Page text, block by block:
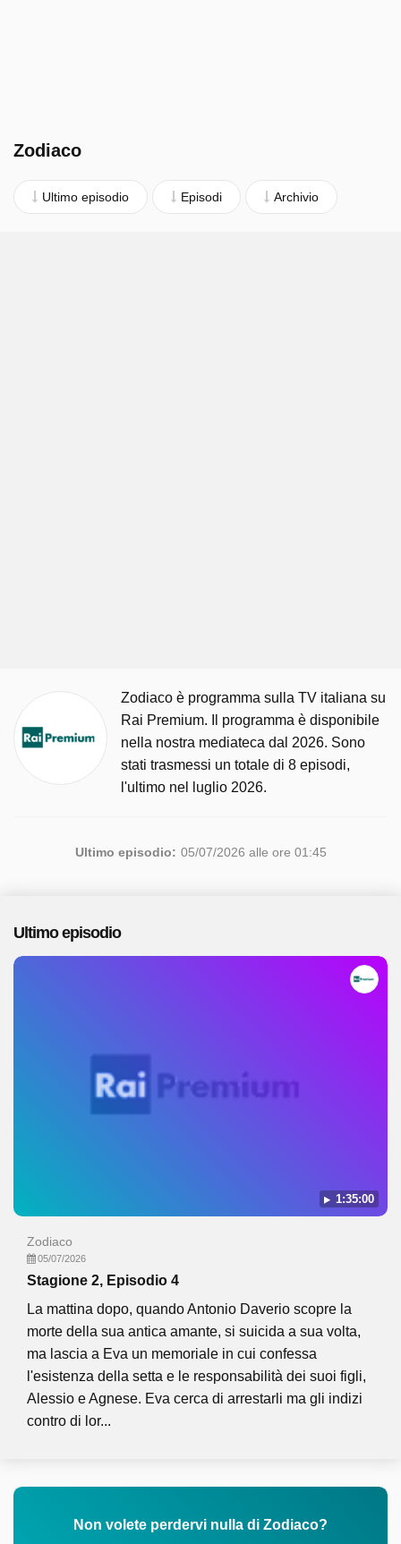
Zodiaco
Ultimo episodio Episodi Archivio
Zodiaco è programma sulla TV italiana su
Rai Premium. Il programma è disponibile
nella nostra mediateca dal 2026. Sono
stati trasmessi un totale di 8 episodi,
l'ultimo nel luglio 2026.
Ultimo episodio: 05/07/2026 alle ore 01:45
Ultimo episodio
1:35:00
Zodiaco
05/07/2026
Stagione 2, Episodio 4
La mattina dopo, quando Antonio Daverio scopre la
morte della sua antica amante, si suicida a sua volta,
ma lascia a Eva un memoriale in cui confessa
l'esistenza della setta e le responsabilità dei suoi figli,
Alessio e Agnese. Eva cerca di arrestarli ma gli indizi
contro di lor...
Non volete perdervi nulla di Zodiaco?